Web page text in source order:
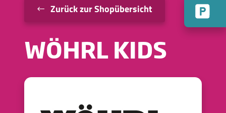
Zurück zur Shopübersicht
WÖHRL KIDS